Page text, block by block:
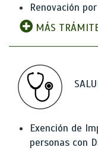
Renovación
MÁS
Exención de
personas con